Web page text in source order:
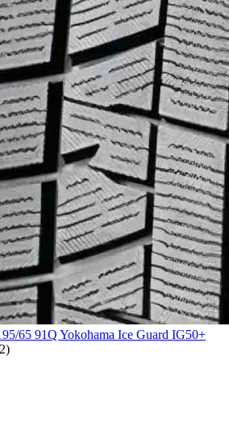
65 91Q Yokohama Ice Guard IG50+